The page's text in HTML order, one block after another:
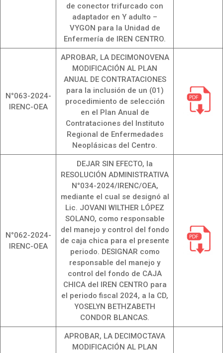
de conector trifurcado con
adaptador en Y adulto –
VYGON para la Unidad de
Enfermería de IREN CENTRO.
N°063-2024-
IRENC-OEA
APROBAR, LA DECIMONOVENA
MODIFICACIÓN AL PLAN
ANUAL DE CONTRATACIONES
para la inclusión de un (01)
procedimiento de selección
en el Plan Anual de
Contrataciones del Instituto
Regional de Enfermedades
Neoplásicas del Centro.
N°062-2024-
IRENC-OEA
DEJAR SIN EFECTO, la
RESOLUCIÓN ADMINISTRATIVA
N°034-2024/IRENC/OEA,
mediante el cual se designó al
Lic. JOVANI WILTHER LÓPEZ
SOLANO, como responsable
del manejo y control del fondo
de caja chica para el presente
periodo. DESIGNAR como
responsable del manejo y
control del fondo de CAJA
CHICA del IREN CENTRO para
el periodo fiscal 2024, a la CD,
YOSELYN BETHZABETH
CONDOR BLANCAS.
APROBAR, LA DECIMOCTAVA
MODIFICACIÓN AL PLAN